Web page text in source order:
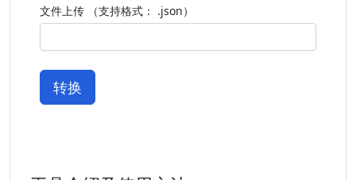
文件上传 （支持格式： .json）
转换